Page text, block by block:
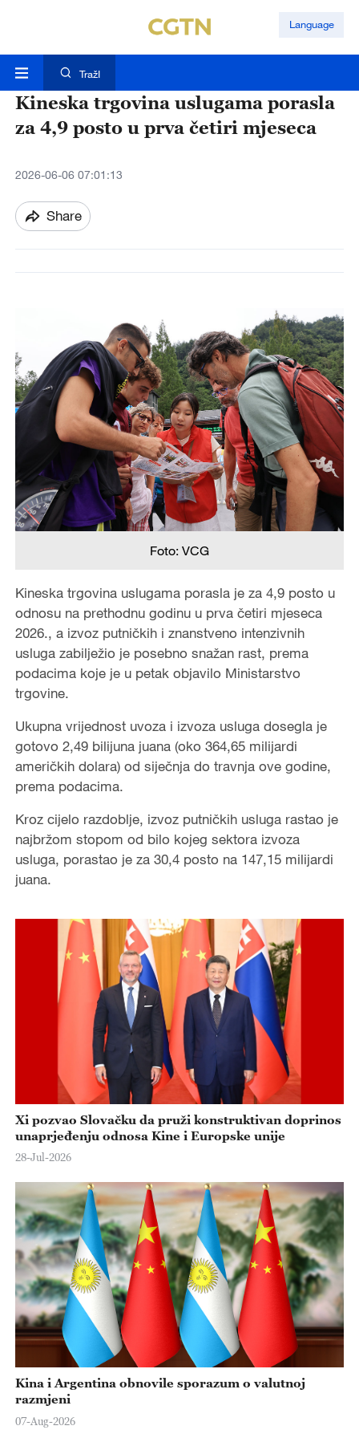
Language
TražI
Kineska trgovina uslugama porasla
za 4,9 posto u prva četiri mjeseca
2026-06-06 07:01:13
Share
Foto: VCG
Kineska trgovina uslugama porasla je za 4,9 posto u
odnosu na prethodnu godinu u prva četiri mjeseca
2026., a izvoz putničkih i znanstveno intenzivnih
usluga zabilježio je posebno snažan rast, prema
podacima koje je u petak objavilo Ministarstvo
trgovine.
Ukupna vrijednost uvoza i izvoza usluga dosegla je
gotovo 2,49 bilijuna juana (oko 364,65 milijardi
američkih dolara) od siječnja do travnja ove godine,
prema podacima.
Kroz cijelo razdoblje, izvoz putničkih usluga rastao je
najbržom stopom od bilo kojeg sektora izvoza
usluga, porastao je za 30,4 posto na 147,15 milijardi
juana.
Xi pozvao Slovačku da pruži konstruktivan doprinos
unaprjeđenju odnosa Kine i Europske unije
28-Jul-2026
Kina i Argentina obnovile sporazum o valutnoj
razmjeni
07-Aug-2026